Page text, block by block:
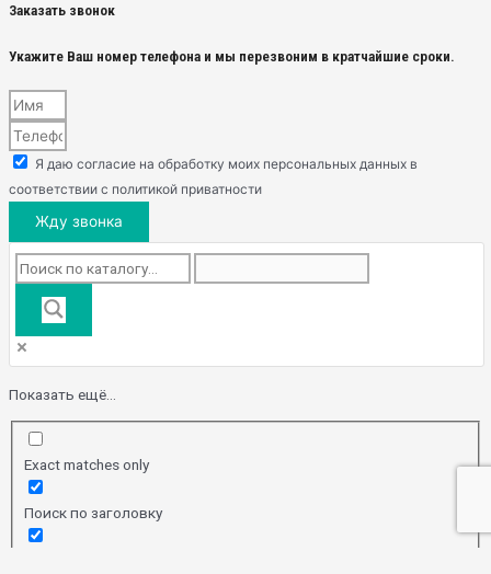
Заказать звонок
Укажите Ваш номер телефона и мы перезвоним в кратчайшие сроки.
Я даю согласие на обработку моих персональных данных в
соответствии с политикой приватности
Жду звонка
Показать ещё...
Exact matches only
Поиск по заголовку